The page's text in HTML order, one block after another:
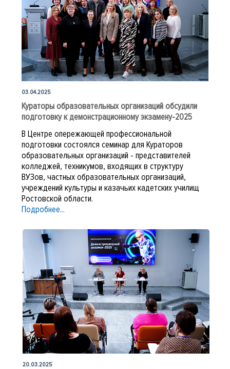
форме демонстрационного экзамена
между ФГБОУ ДПО ИРПО и
образовательными организациями
03.04.2025
Кураторы образовательных организаций обсудили
подготовку к демонстрационному экзамену-2025
В Центре опережающей профессиональной
подготовки состоялся семинар для Кураторов
образовательных организаций - представителей
колледжей, техникумов, входящих в структуру
ВУЗов, частных образовательных организаций,
учреждений культуры и казачьих кадетских училищ
Ростовской области.
Подробнее...
20.03.2025